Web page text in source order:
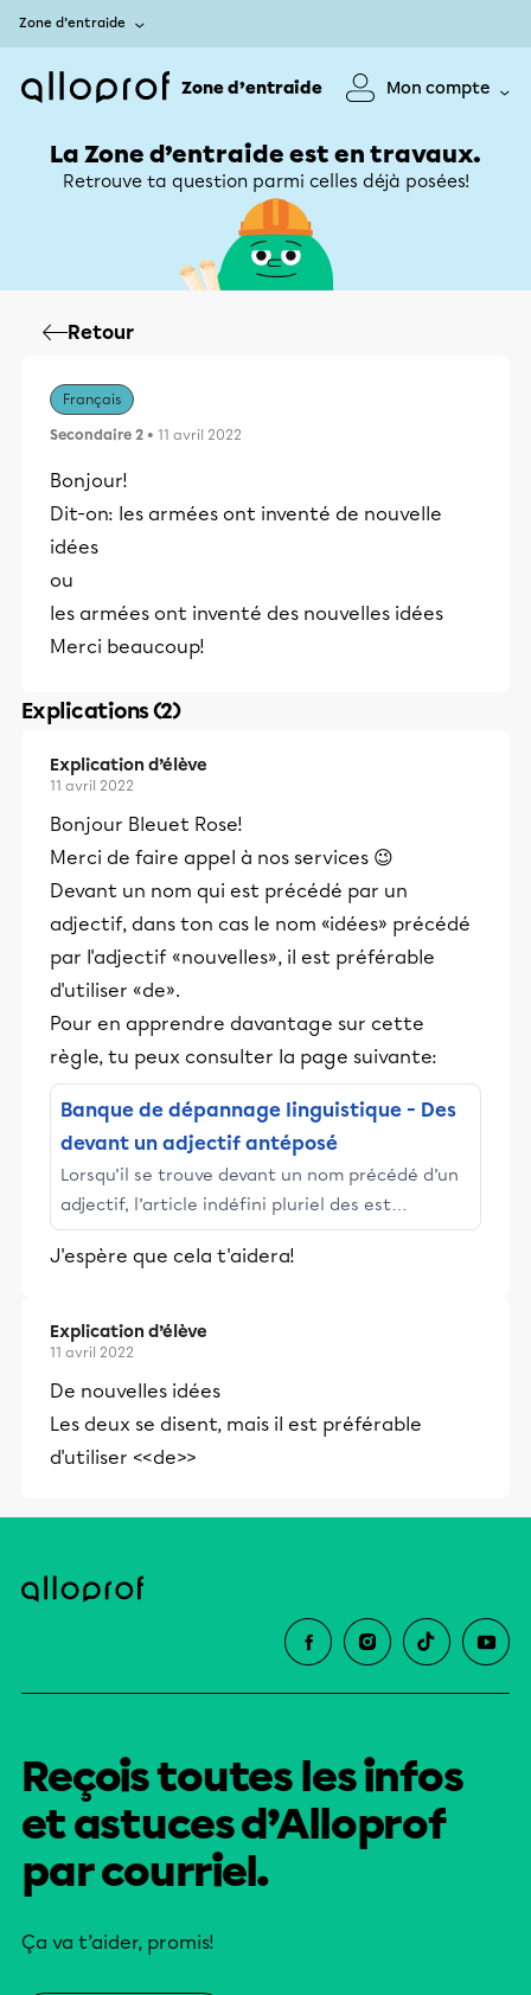
Zone d’entraide
Zone d’entraide Mon compte
La Zone d’entraide est en travaux.
Retrouve ta question parmi celles déjà posées!
Retour
Français
Secondaire 2 • 11 avril 2022
Bonjour!
Dit-on: les armées ont inventé de nouvelle
idées
ou
les armées ont inventé des nouvelles idées
Merci beaucoup!
Explications (2)
Explication d’élève
11 avril 2022
Bonjour Bleuet Rose!
Merci de faire appel à nos services 😉
Devant un nom qui est précédé par un
adjectif, dans ton cas le nom «idées» précédé
par l'adjectif «nouvelles», il est préférable
d'utiliser «de».
Pour en apprendre davantage sur cette
règle, tu peux consulter la page suivante:
Banque de dépannage linguistique - Des
devant un adjectif antéposé
Lorsqu’il se trouve devant un nom précédé d’un
adjectif, l’article indéfini pluriel des est
généralement réduit à de (ou d’). C’est du
moins l’usage à l’écrit et en langue parlée
J'espère que cela t'aidera!
Explication d’élève
11 avril 2022
De nouvelles idées
Les deux se disent, mais il est préférable
d'utiliser <<de>>
Reçois toutes les infos
et astuces d’Alloprof
par courriel.
Ça va t’aider, promis!